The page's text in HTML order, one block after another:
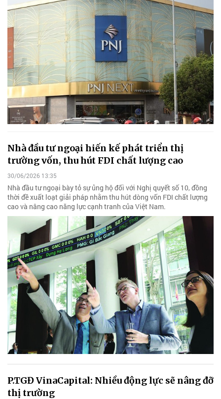
Nhà đầu tư ngoại hiến kế phát triển thị
trường vốn, thu hút FDI chất lượng cao
30/06/2026 13:35
Nhà đầu tư ngoại bày tỏ sự ủng hộ đối với Nghị quyết số 10, đồng
thời đề xuất loạt giải pháp nhằm thu hút dòng vốn FDI chất lượng
cao và nâng cao năng lực cạnh tranh của Việt Nam.
P.TGĐ VinaCapital: Nhiều động lực sẽ nâng đỡ
thị trường